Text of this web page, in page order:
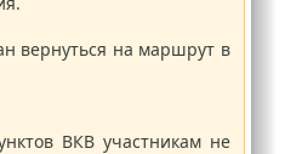
вернуться на маршрут в
ВКВ участникам не